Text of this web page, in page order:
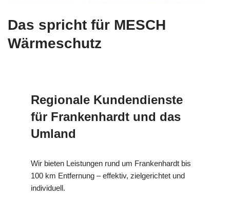
Das spricht für MESCH
Wärmeschutz
Regionale Kundendienste
für Frankenhardt und das
Umland
Wir bieten Leistungen rund um Frankenhardt bis
100 km Entfernung – effektiv, zielgerichtet und
individuell.